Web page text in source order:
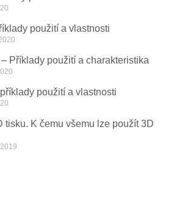
použití a vlastnosti
Příklady použití a charakteristika
použití a vlastnosti
tisku. K čemu všemu lze použít 3D